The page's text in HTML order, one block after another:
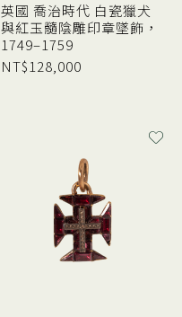
英國 喬治時代 白瓷獵犬
與紅玉髓陰雕印章墜飾，
1749–1759
NT$128,000